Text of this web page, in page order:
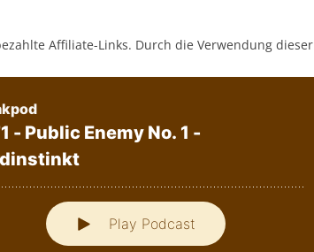
Affiliate-Links. Durch die Verwendung dieser